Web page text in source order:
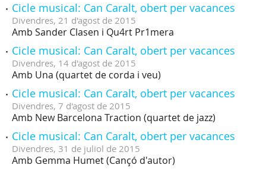
Cicle musical: Can Caralt, obert per vacances
Divendres, 21 d'agost de 2015
Amb Sander Clasen i Qu4rt Pr1mera
Cicle musical: Can Caralt, obert per vacances
Divendres, 14 d'agost de 2015
Amb Una (quartet de corda i veu)
Cicle musical: Can Caralt, obert per vacances
Divendres, 7 d'agost de 2015
Amb New Barcelona Traction (quartet de jazz)
Cicle musical: Can Caralt, obert per vacances
Divendres, 31 de juliol de 2015
Amb Gemma Humet (Cançó d'autor)